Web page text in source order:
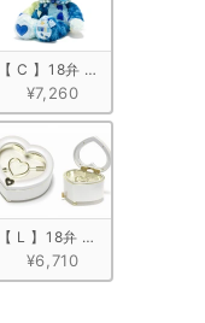
オルゴール　ワニ
【 C 】18弁 ぬいぐるみオル
¥7,260
ュラル
ンドピアノ型　ブラック
【 L 】18弁 ハート型宝石箱
¥6,710